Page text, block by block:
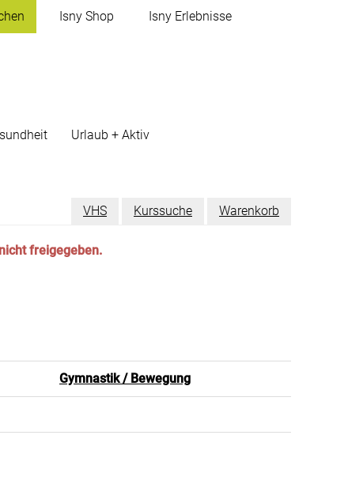
Isny Shop Isny Erlebnisse
Urlaub + Aktiv
VHS Kurssuche Warenkorb
freigegeben.
Gymnastik / Bewegung